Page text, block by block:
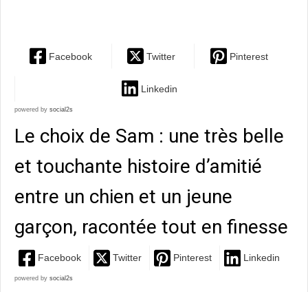
Facebook Twitter Pinterest
Linkedin
powered by social2s
Le choix de Sam : une très belle
et touchante histoire d’amitié
entre un chien et un jeune
garçon, racontée tout en finesse
Facebook Twitter Pinterest Linkedin
powered by social2s